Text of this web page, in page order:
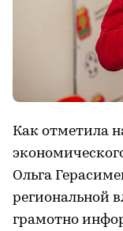
Как отметила
Ольга
региональной
грамотно